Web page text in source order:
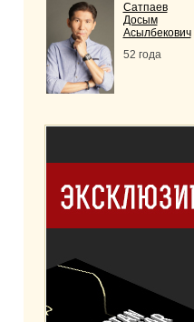
Сатпаев
Досым
Асылбекович
52 года